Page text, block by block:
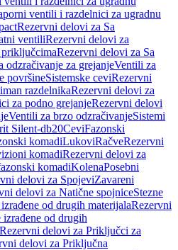
ventili i razdelnici za ugradnu
Rezervni delovi za Sa
ventiliRezervni delovi za
priključcimaRezervni delovi za Sa
odzračivanje za grejanjeVentili za
površineSistemske ceviRezervni
razdelnikaRezervni delovi za
za podno grejanjeRezervni delovi
Ventili za brzo odzračivanjeSistemi
Silent-db20CeviFazonski
komadiLukoviRačveRezervni
komadiRezervni delovi za
komadiKolenaPosebni
delovi za SpojeviZavareni
delovi za Natične spojniceStezne
od drugih materijalaRezervni
od drugih
Rezervni delovi za Priključci za
delovi za Priključna